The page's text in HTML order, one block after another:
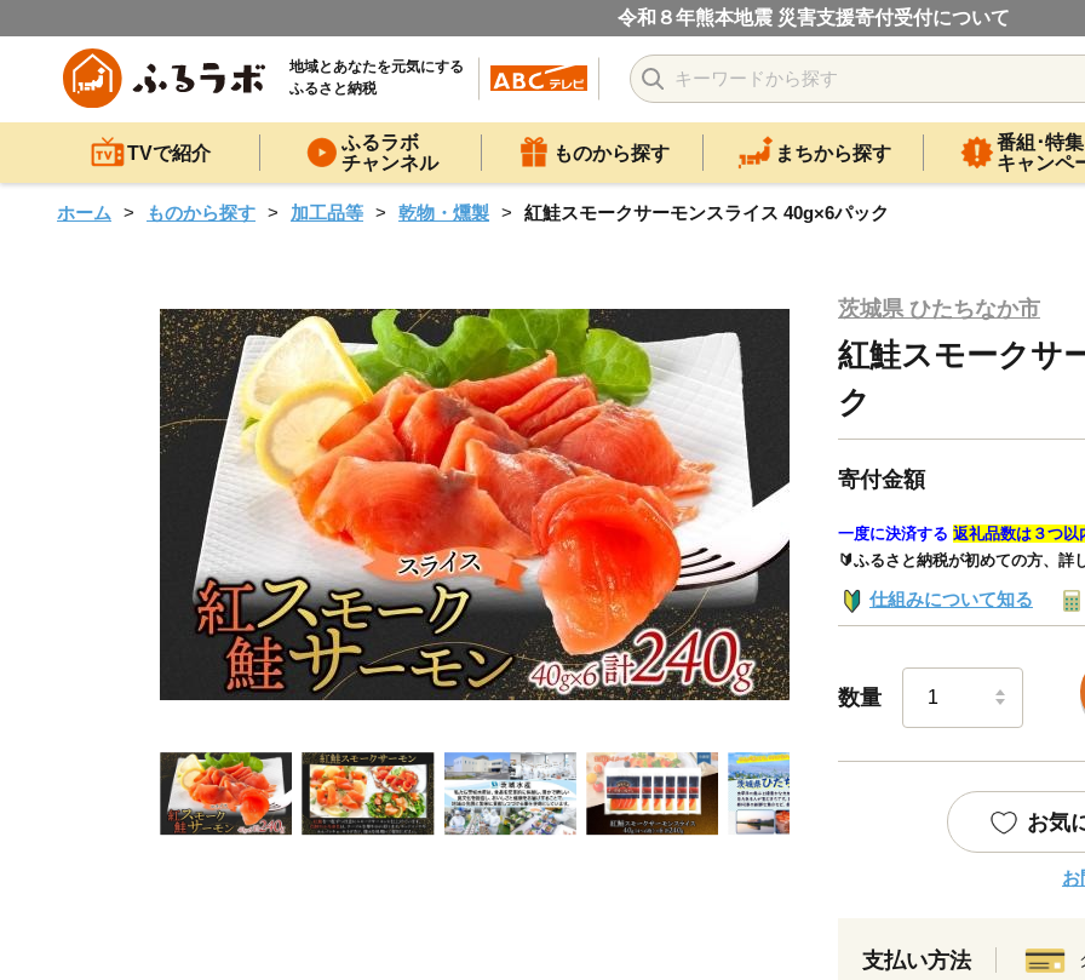
令和８年熊本地震 災害支援寄付受付について
地域とあなたを元気にする
ふるさと納税
TVで紹介
ふるラボ
チャンネル
ものから探す まちから探す
番組･特集
キャンペ
ホーム ものから探す 加工品等 乾物・燻製 紅鮭スモークサーモンスライス 40g×6パック
茨城県 ひたちなか市
紅鮭スモークサ
ク
寄付金額
一度に決済する 返礼品数は３つ以
🔰ふるさと納税が初めての方、詳
仕組みについて知る
数量
お気
お
支払い方法